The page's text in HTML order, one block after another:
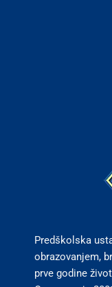
Predškolska
obrazovanjem,
prve godine